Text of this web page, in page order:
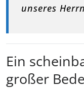
unseres
Ein
großer